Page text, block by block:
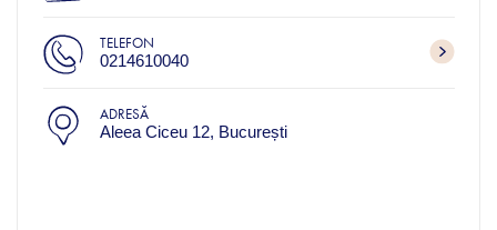
TELEFON
0214610040
ADRESĂ
Aleea Ciceu 12, București